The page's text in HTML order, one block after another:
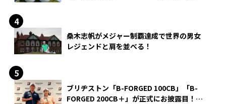
桑木志帆がメジャー制覇達成で世界の男女
レジェンドと肩を並べる！
ブリヂストン「B-FORGED 100CB」「B-
FORGED 200CB＋」が正式にお披露目！